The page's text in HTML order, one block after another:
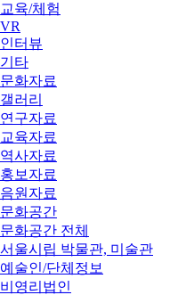
교육/체험
VR
인터뷰
기타
문화자료
갤러리
연구자료
교육자료
역사자료
홍보자료
음원자료
문화공간
문화공간 전체
서울시립 박물관, 미술관
예술인/단체정보
비영리법인